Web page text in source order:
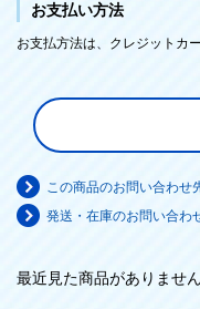
お支払い方法
お支払方法は、クレジットカ
この商品のお問い合わせ
発送・在庫のお問い合わ
最近見た商品がありません